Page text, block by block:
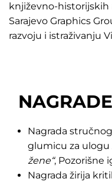
književno-historijskih
Sarajevo Graphics
razvoju i istraživanju
NAGRADE
Nagrada
glumicu za
žene“, Pozorišne
Nagrada žirija